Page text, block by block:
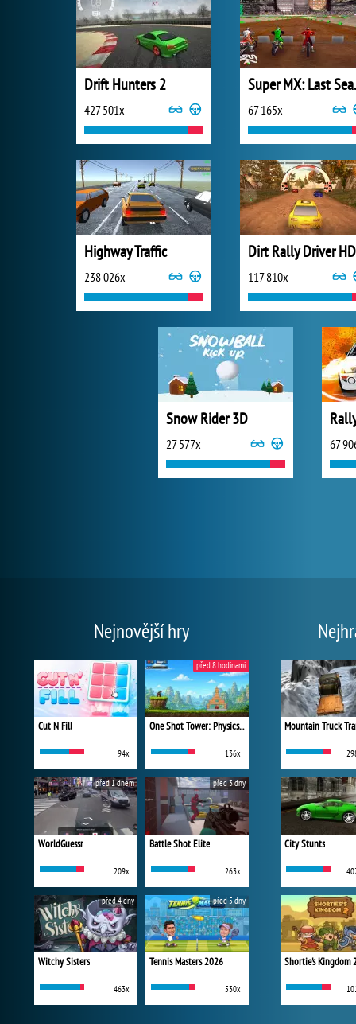
Drift Hunters 2
427 501x 67 165x
Highway Traffic
238 026x
Dirt Rally Driver HD
117 810x
Snow Rider 3D
27 577x 67
Nejnovější hry
Cut N Fill
94x
One Shot Tower: Physics Destroyer
136x
před 8 hodinami
WorldGuessr
209x
před 1 dnem
Battle Shot Elite
263x
před 3 dny
Witchy Sisters
463x
před 4 dny
Tennis Masters 2026
530x
před 5 dny
Mountain Truck
City Stunts
Shortie's Kingdom